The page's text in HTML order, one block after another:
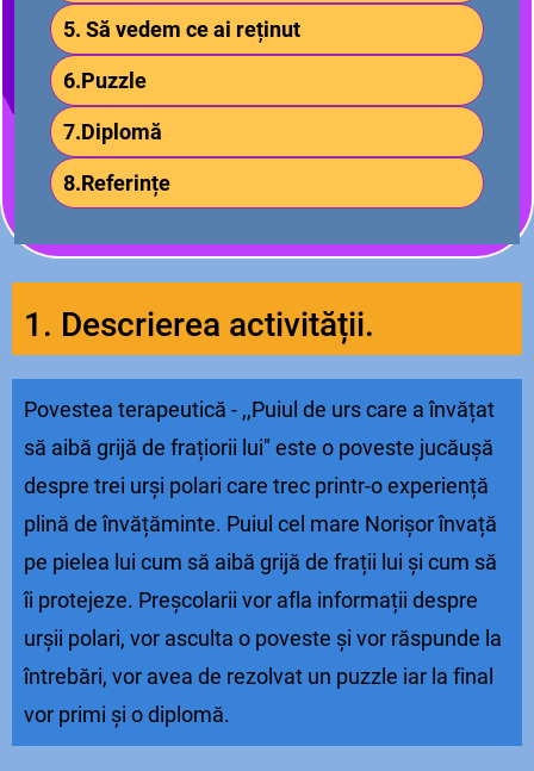
5. Să vedem ce ai reținut
6.Puzzle
7.Diplomă
8.Referințe
1. Descrierea activității.
Povestea terapeutică - ,,Puiul de urs care a învățat
să aibă grijă de frațiorii lui" este o poveste jucăușă
despre trei urși polari care trec printr-o experiență
plină de învățăminte. Puiul cel mare Norișor învață
pe pielea lui cum să aibă grijă de frații lui și cum să
îi protejeze. Preșcolarii vor afla informații despre
urșii polari, vor asculta o poveste și vor răspunde la
întrebări, vor avea de rezolvat un puzzle iar la final
vor primi și o diplomă.